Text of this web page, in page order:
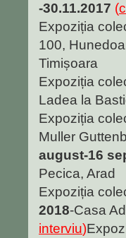
-30.11.2017 (
Expoziția
100,
Expoziția
Ladea la
Expoziția
Muller
august-16
Pecica, Arad
Expoziția
2018-Casa
interviu)